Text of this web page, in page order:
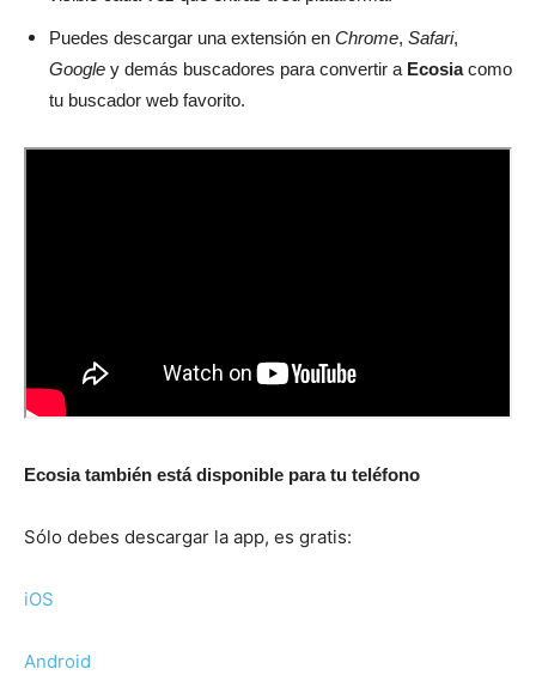
Puedes descargar una extensión en Chrome, Safari,
Google y demás buscadores para convertir a Ecosiacomo
tu buscador web favorito.
Ecosia también está disponible para tu teléfono
Sólo debes descargar la app, es gratis:
iOS
Android